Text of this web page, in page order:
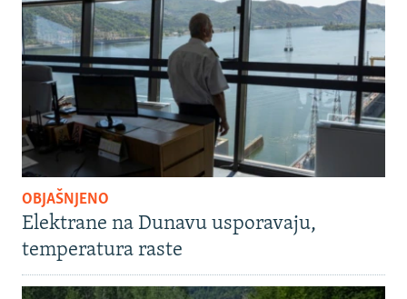
OBJAŠNJENO
Elektrane na Dunavu usporavaju,
temperatura raste